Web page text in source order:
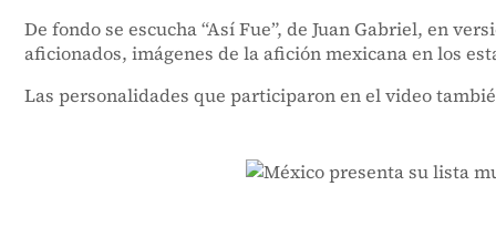
De fondo se escucha “Así Fue”, de Juan Gabriel, en
aficionados, imágenes de la afición mexicana en los
Las personalidades que participaron en el video